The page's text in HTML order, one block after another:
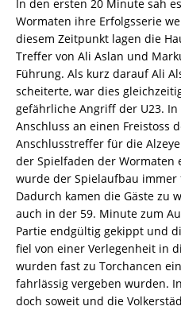
In den ersten 20 Minute sah
Wormaten ihre Erfolgsserie
diesem Zeitpunkt lagen die
Treffer von Ali Aslan und
Führung. Als kurz darauf Ali
scheiterte, war dies
gefährliche Angriff der U23.
Anschluss an einen Freistoss
Anschlusstreffer für die
der Spielfaden der Wormaten
wurde der Spielaufbau
Dadurch kamen die Gäste zu
auch in der 59. Minute zum
Partie endgültig gekippt und
fiel von einer Verlegenheit in
wurden fast zu Torchancen
fahrlässig vergeben wurden.
doch soweit und die